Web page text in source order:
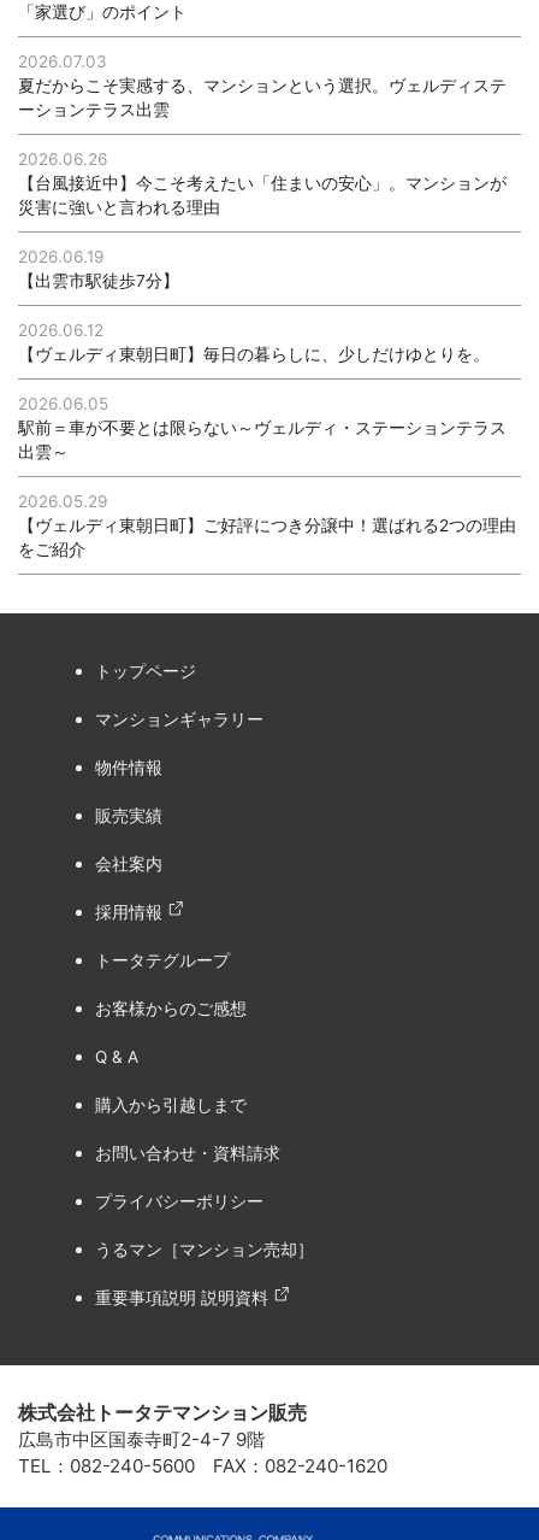
「家選び」のポイント
2026.07.03
夏だからこそ実感する、マンションという選択。ヴェルディステ
ーションテラス出雲
2026.06.26
【台風接近中】今こそ考えたい「住まいの安心」。マンションが
災害に強いと言われる理由
2026.06.19
【出雲市駅徒歩7分】
2026.06.12
【ヴェルディ東朝日町】毎日の暮らしに、少しだけゆとりを。
2026.06.05
駅前＝車が不要とは限らない～ヴェルディ・ステーションテラス
出雲～
2026.05.29
【ヴェルディ東朝日町】ご好評につき分譲中！選ばれる2つの理由
をご紹介
トップページ
マンションギャラリー
物件情報
販売実績
会社案内
採用情報
トータテグループ
お客様からのご感想
Q & A
購入から引越しまで
お問い合わせ・資料請求
プライバシーポリシー
うるマン［マンション売却］
重要事項説明 説明資料
株式会社トータテマンション販売
広島市中区国泰寺町2-4-7 9階
TEL：082-240-5600 FAX：082-240-1620